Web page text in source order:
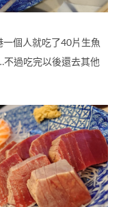
個人就吃了40片生魚
過吃完以後還去其他